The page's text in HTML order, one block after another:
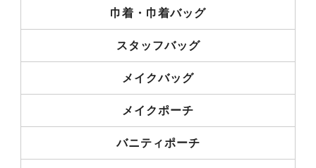
巾着・巾着バッグ
スタッフバッグ
メイクバッグ
メイクポーチ
バニティポーチ